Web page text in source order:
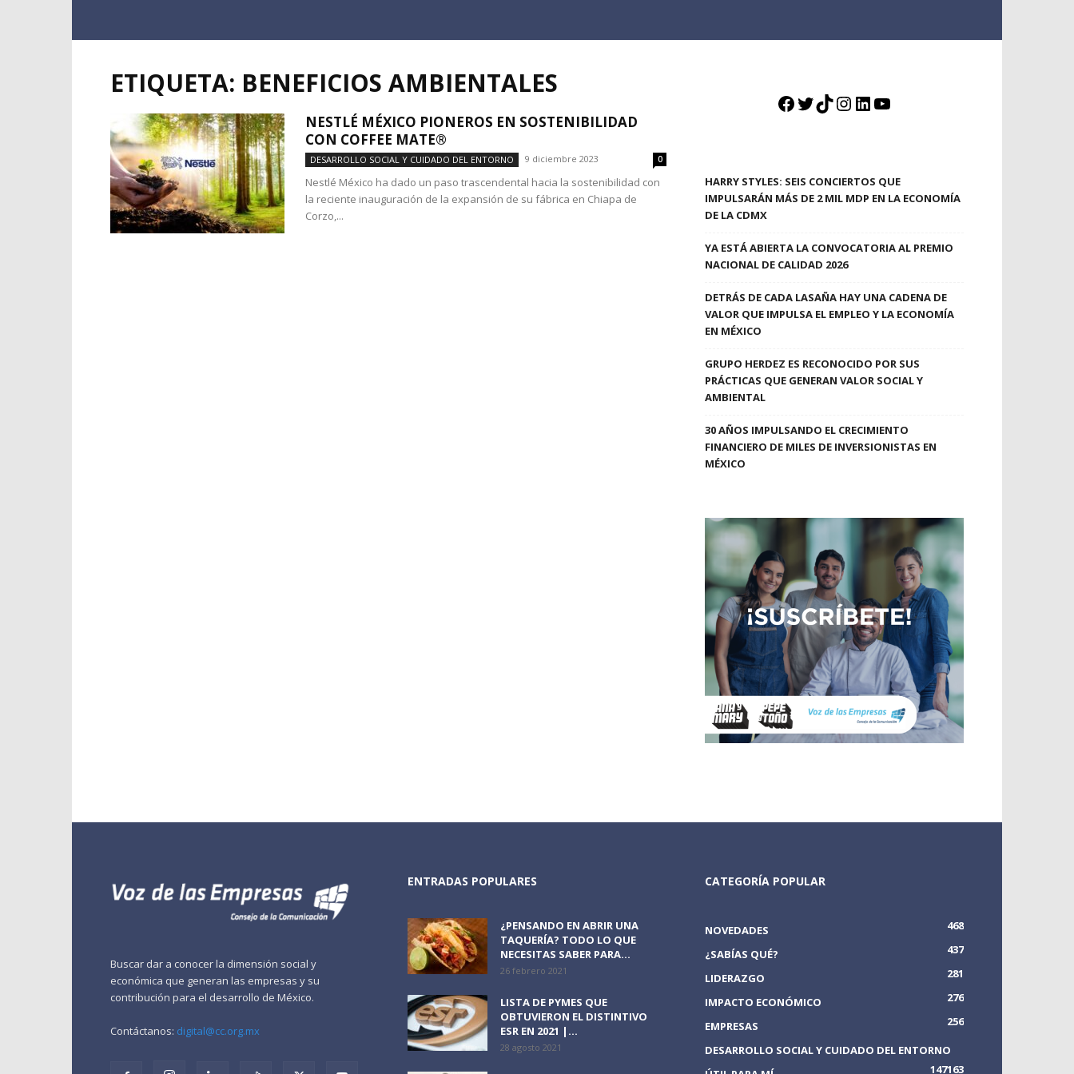
ETIQUETA: BENEFICIOS AMBIENTALES
NESTLÉ MÉXICO PIONEROS EN SOSTENIBILIDAD
CON COFFEE MATE®
DESARROLLO SOCIAL Y CUIDADO DEL ENTORNO 9 diciembre 2023 0
Nestlé México ha dado un paso trascendental hacia la sostenibilidad con
la reciente inauguración de la expansión de su fábrica en Chiapa de
Corzo,...
Facebook
Twitter
TikTok
Instagram
LinkedIn
YouTube
HARRY STYLES: SEIS CONCIERTOS QUE
IMPULSARÁN MÁS DE 2 MIL MDP EN LA ECONOMÍA
DE LA CDMX
YA ESTÁ ABIERTA LA CONVOCATORIA AL PREMIO
NACIONAL DE CALIDAD 2026
DETRÁS DE CADA LASAÑA HAY UNA CADENA DE
VALOR QUE IMPULSA EL EMPLEO Y LA ECONOMÍA
EN MÉXICO
GRUPO HERDEZ ES RECONOCIDO POR SUS
PRÁCTICAS QUE GENERAN VALOR SOCIAL Y
AMBIENTAL
30 AÑOS IMPULSANDO EL CRECIMIENTO
FINANCIERO DE MILES DE INVERSIONISTAS EN
MÉXICO
Buscar dar a conocer la dimensión social y
económica que generan las empresas y su
contribución para el desarrollo de México.
Contáctanos: digital@cc.org.mx
ENTRADAS POPULARES
¿PENSANDO EN ABRIR UNA
TAQUERÍA? TODO LO QUE
NECESITAS SABER PARA...
26 febrero 2021
LISTA DE PYMES QUE
OBTUVIERON EL DISTINTIVO
ESR EN 2021 |...
28 agosto 2021
CATEGORÍA POPULAR
NOVEDADES
468
¿SABÍAS QUÉ?
437
LIDERAZGO
281
IMPACTO ECONÓMICO
276
EMPRESAS
256
DESARROLLO SOCIAL Y CUIDADO DEL ENTORNO
163
147